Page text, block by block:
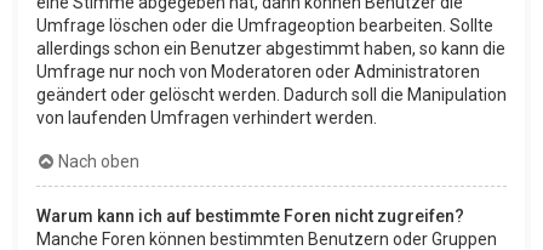
Umfrage löschen oder die Umfrageoption bearbeiten. Sollte
allerdings schon ein Benutzer abgestimmt haben, so kann die
Umfrage nur noch von Moderatoren oder Administratoren
geändert oder gelöscht werden. Dadurch soll die Manipulation
von laufenden Umfragen verhindert werden.
Nach oben
Warum kann ich auf bestimmte Foren nicht zugreifen?
Manche Foren können bestimmten Benutzern oder Gruppen